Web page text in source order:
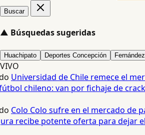
Buscar
▲ Búsquedas sugeridas
Huachipato Deportes Concepción
VIVO
Universidad de Chile remece el
chileno: van por fichaje de crack
Colo Colo sufre en el mercado de
recibe potente oferta para dejar